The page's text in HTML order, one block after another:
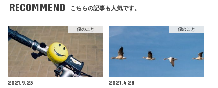
RECOMMEND こちらの記事も人気です。
僕のこと
2021.9.23
僕のこと
2021.4.28